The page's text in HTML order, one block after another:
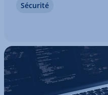
ce com­pa­ra­tif de
Sécurité